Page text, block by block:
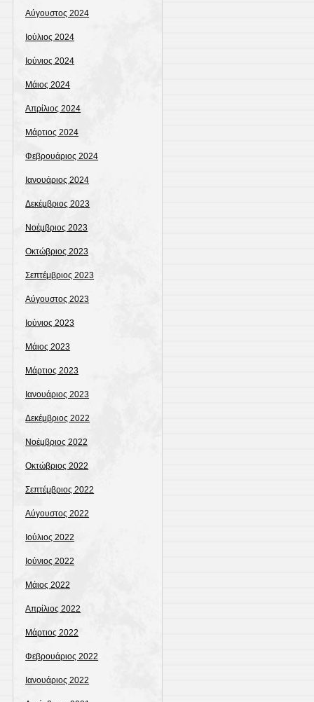
Αύγουστος 2024
Ιούλιος 2024
Ιούνιος 2024
Μάιος 2024
Απρίλιος 2024
Μάρτιος 2024
Φεβρουάριος 2024
Ιανουάριος 2024
Δεκέμβριος 2023
Νοέμβριος 2023
Οκτώβριος 2023
Σεπτέμβριος 2023
Αύγουστος 2023
Ιούνιος 2023
Μάιος 2023
Μάρτιος 2023
Ιανουάριος 2023
Δεκέμβριος 2022
Νοέμβριος 2022
Οκτώβριος 2022
Σεπτέμβριος 2022
Αύγουστος 2022
Ιούλιος 2022
Ιούνιος 2022
Μάιος 2022
Απρίλιος 2022
Μάρτιος 2022
Φεβρουάριος 2022
Ιανουάριος 2022